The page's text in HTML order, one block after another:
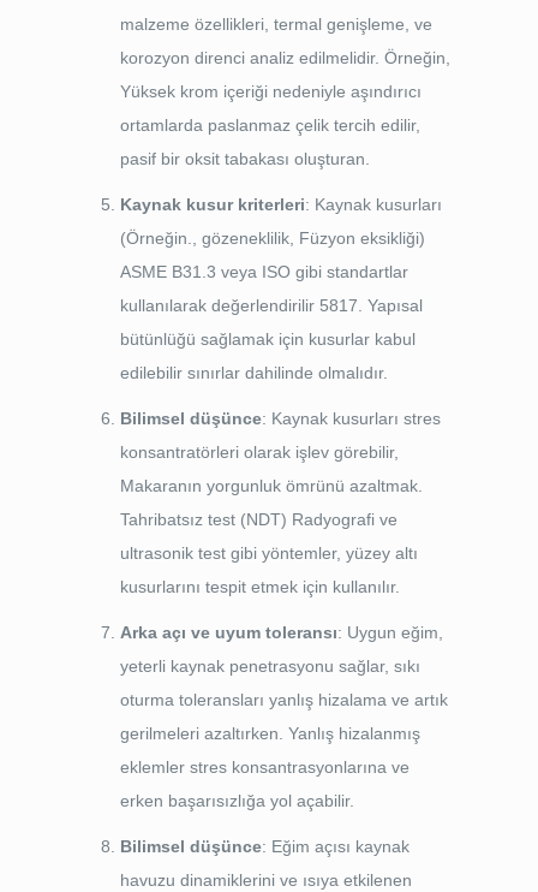
malzeme özellikleri, termal genişleme, ve
korozyon direnci analiz edilmelidir. Örneğin,
Yüksek krom içeriği nedeniyle aşındırıcı
ortamlarda paslanmaz çelik tercih edilir,
pasif bir oksit tabakası oluşturan.
Kaynak kusur kriterleri: Kaynak kusurları
(Örneğin., gözeneklilik, Füzyon eksikliği)
ASME B31.3 veya ISO gibi standartlar
kullanılarak değerlendirilir 5817. Yapısal
bütünlüğü sağlamak için kusurlar kabul
edilebilir sınırlar dahilinde olmalıdır.
Bilimsel düşünce: Kaynak kusurları stres
konsantratörleri olarak işlev görebilir,
Makaranın yorgunluk ömrünü azaltmak.
Tahribatsız test (NDT) Radyografi ve
ultrasonik test gibi yöntemler, yüzey altı
kusurlarını tespit etmek için kullanılır.
Arka açı ve uyum toleransı: Uygun eğim,
yeterli kaynak penetrasyonu sağlar, sıkı
oturma toleransları yanlış hizalama ve artık
gerilmeleri azaltırken. Yanlış hizalanmış
eklemler stres konsantrasyonlarına ve
erken başarısızlığa yol açabilir.
Bilimsel düşünce: Eğim açısı kaynak
havuzu dinamiklerini ve ısıya etkilenen